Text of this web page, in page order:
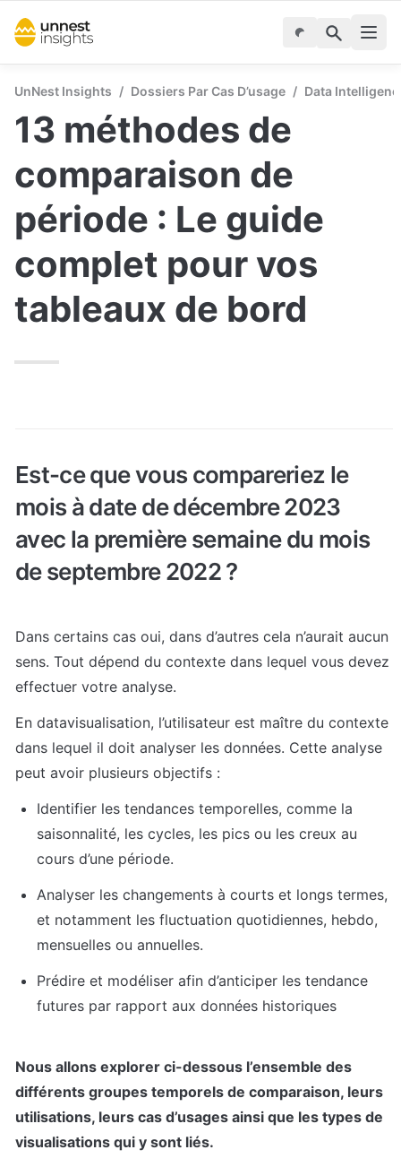
UnNest Insights / Dossiers Par Cas D’usage / Data
13 méthodes de
comparaison de
période : Le guide
complet pour vos
tableaux de bord
Est-ce que vous compareriez le
mois à date de décembre 2023
avec la première semaine du mois
de septembre 2022 ?
Dans certains cas oui, dans d’autres cela n’aurait aucun
sens. Tout dépend du contexte dans lequel vous devez
effectuer votre analyse.
En datavisualisation, l’utilisateur est maître du contexte
dans lequel il doit analyser les données. Cette analyse
peut avoir plusieurs objectifs :
Identifier les tendances temporelles, comme la
saisonnalité, les cycles, les pics ou les creux au
cours d’une période.
Analyser les changements à courts et longs termes,
et notamment les fluctuation quotidiennes, hebdo,
mensuelles ou annuelles.
Prédire et modéliser afin d’anticiper les tendance
futures par rapport aux données historiques
Nous allons explorer ci-dessous l’ensemble des
différents groupes temporels de comparaison, leurs
utilisations, leurs cas d’usages ainsi que les types de
visualisations qui y sont liés.